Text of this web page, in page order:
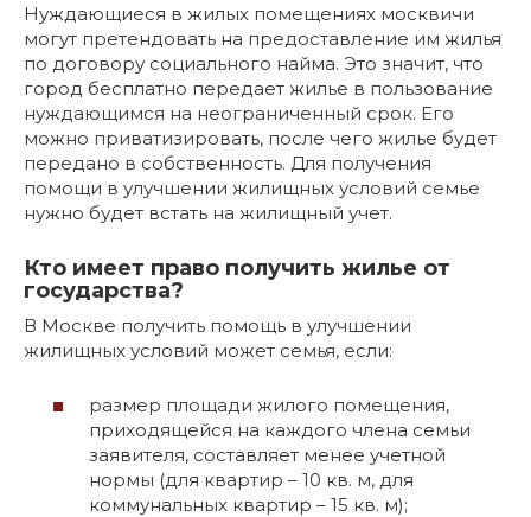
Нуждающиеся в жилых помещениях москвичи
могут претендовать на предоставление им жилья
по договору социального найма. Это значит, что
город бесплатно передает жилье в пользование
нуждающимся на неограниченный срок. Его
можно приватизировать, после чего жилье будет
передано в собственность. Для получения
помощи в улучшении жилищных условий семье
нужно будет встать на жилищный учет.
Кто имеет право получить жилье от
государства?
В Москве получить помощь в улучшении
жилищных условий может семья, если:
размер площади жилого помещения,
приходящейся на каждого члена семьи
заявителя, составляет менее учетной
нормы (для квартир – 10 кв. м, для
коммунальных квартир – 15 кв. м);